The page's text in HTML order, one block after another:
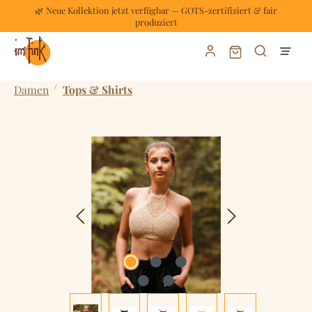
Zum Hauptinhalt springen
🌿 Neue Kollektion jetzt verfügbar — GOTS-zertifiziert & fair
produziert
Warenkorb
Damen / Tops & Shirts
Bildergalerie überspringen